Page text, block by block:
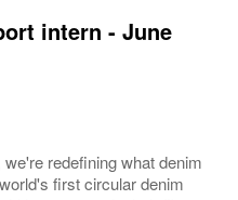
intern - June
redefining what denim
first circular denim